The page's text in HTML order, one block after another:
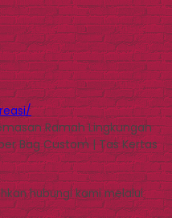
Ramah Lingkungan
Bag Custom | Tas Kertas
hubungi kami melalui